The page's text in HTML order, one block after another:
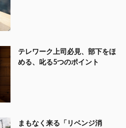
テレワーク上司必見、部下をほ
める、叱る5つのポイント
まもなく来る「リベンジ消